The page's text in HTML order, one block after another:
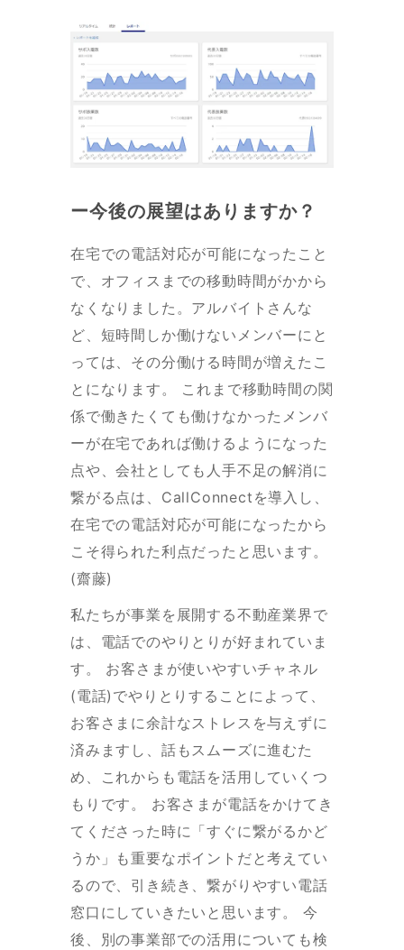
ー今後の展望はありますか？
在宅での電話対応が可能になったこと
で、オフィスまでの移動時間がかから
なくなりました。アルバイトさんな
ど、短時間しか働けないメンバーにと
っては、その分働ける時間が増えたこ
とになります。 これまで移動時間の関
係で働きたくても働けなかったメンバ
ーが在宅であれば働けるようになった
点や、会社としても人手不足の解消に
繋がる点は、CallConnectを導入し、
在宅での電話対応が可能になったから
こそ得られた利点だったと思います。
(齋藤)
私たちが事業を展開する不動産業界で
は、電話でのやりとりが好まれていま
す。 お客さまが使いやすいチャネル
(電話)でやりとりすることによって、
お客さまに余計なストレスを与えずに
済みますし、話もスムーズに進むた
め、これからも電話を活用していくつ
もりです。 お客さまが電話をかけてき
てくださった時に「すぐに繋がるかど
うか」も重要なポイントだと考えてい
るので、引き続き、繋がりやすい電話
窓口にしていきたいと思います。 今
後、別の事業部での活用についても検